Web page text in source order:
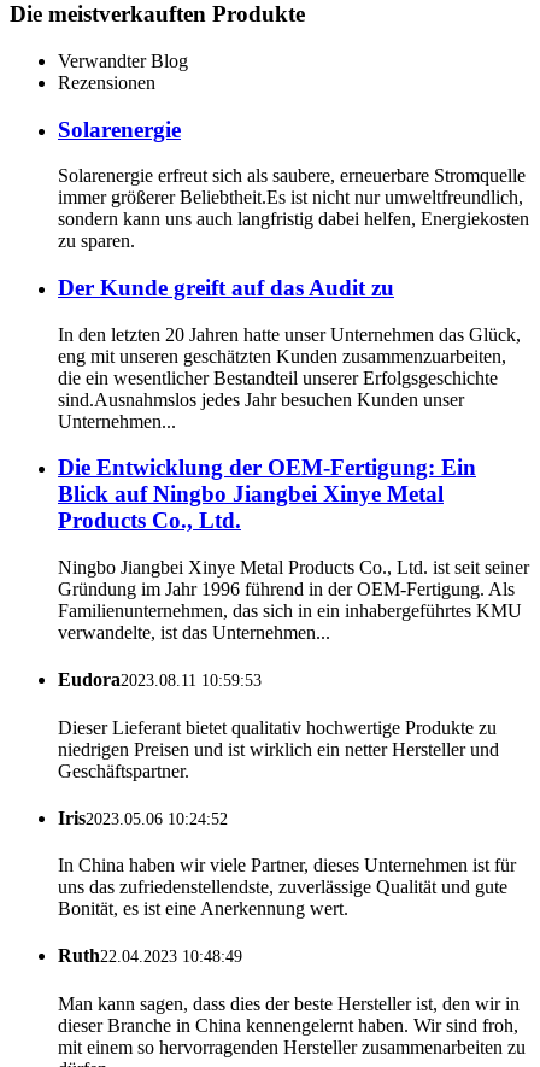
Die meistverkauften Produkte
Verwandter Blog
Rezensionen
Solarenergie
Solarenergie erfreut sich als saubere, erneuerbare Stromquelle
immer größerer Beliebtheit.Es ist nicht nur umweltfreundlich,
sondern kann uns auch langfristig dabei helfen, Energiekosten
zu sparen.
Der Kunde greift auf das Audit zu
In den letzten 20 Jahren hatte unser Unternehmen das Glück,
eng mit unseren geschätzten Kunden zusammenzuarbeiten,
die ein wesentlicher Bestandteil unserer Erfolgsgeschichte
sind.Ausnahmslos jedes Jahr besuchen Kunden unser
Unternehmen...
Die Entwicklung der OEM-Fertigung: Ein
Blick auf Ningbo Jiangbei Xinye Metal
Products Co., Ltd.
Ningbo Jiangbei Xinye Metal Products Co., Ltd. ist seit seiner
Gründung im Jahr 1996 führend in der OEM-Fertigung. Als
Familienunternehmen, das sich in ein inhabergeführtes KMU
verwandelte, ist das Unternehmen...
Eudora2023.08.11 10:59:53
Dieser Lieferant bietet qualitativ hochwertige Produkte zu
niedrigen Preisen und ist wirklich ein netter Hersteller und
Geschäftspartner.
Iris2023.05.06 10:24:52
In China haben wir viele Partner, dieses Unternehmen ist für
uns das zufriedenstellendste, zuverlässige Qualität und gute
Bonität, es ist eine Anerkennung wert.
Ruth22.04.2023 10:48:49
Man kann sagen, dass dies der beste Hersteller ist, den wir in
dieser Branche in China kennengelernt haben. Wir sind froh,
mit einem so hervorragenden Hersteller zusammenarbeiten zu